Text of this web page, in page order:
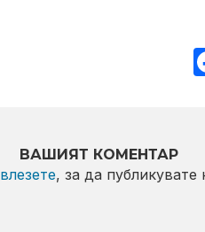
ВАШИЯТ КОМЕНТАР
влезете, за да публикувате